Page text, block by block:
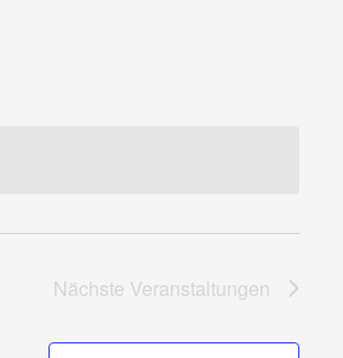
Nächste Veranstaltungen